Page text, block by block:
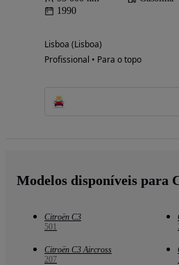
1990
Lisboa (Lisboa)
Profissional • Para o topo
Modelos disponíveis para
Citroën C3
501
Citroën C3 Aircross
207